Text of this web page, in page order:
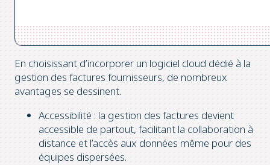
En choisissant d’incorporer un logiciel cloud dédié à la
gestion des factures fournisseurs, de nombreux
avantages se dessinent.
Accessibilité : la gestion des factures devient
accessible de partout, facilitant la collaboration à
distance et l’accès aux données même pour des
équipes dispersées.